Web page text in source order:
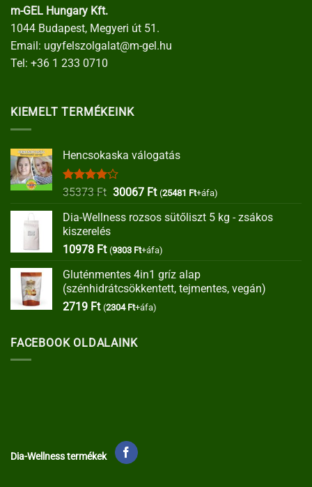
m-GEL Hungary Kft.
1044 Budapest, Megyeri út 51.
Email: ugyfelszolgalat@m-gel.hu
Tel: +36 1 233 0710
KIEMELT TERMÉKEINK
Hencsokaska válogatás
Értékelés:
35373Ft Original
was:
30067 FtCurrent
is:
(25481 Ft+áfa)
Dia-Wellness rozsos sütőliszt 5 kg - zsákos
kiszerelés
10978 Ft (9303 Ft+áfa)
Gluténmentes 4in1 gríz alap
(szénhidrátcsökkentett, tejmentes, vegán)
2719 Ft (2304 Ft+áfa)
FACEBOOK OLDALAINK
Dia-Wellness termékek